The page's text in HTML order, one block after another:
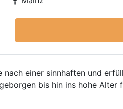
nach einer sinnhaften und
bis hin ins hohe Alter